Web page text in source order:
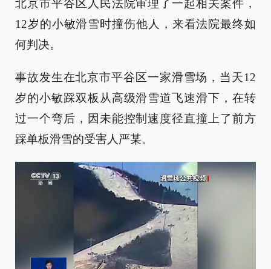
北京市平谷区人民法院审理了一起相关案件，
12岁的小敏滑雪时撞伤他人，来看法院最终如
何判决。
事故发生在北京市平谷区一家滑雪场，当天12
岁的小敏踩双板从高级滑雪道飞速滑下，在转
过一个弯后，因未能控制速度径直撞上了前方
踩单板滑雪的受害人严某。